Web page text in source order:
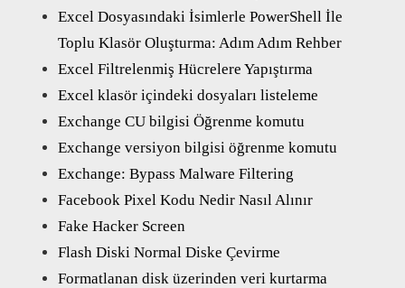
Excel Dosyasındaki İsimlerle PowerShell İle
Toplu Klasör Oluşturma: Adım Adım Rehber
Excel Filtrelenmiş Hücrelere Yapıştırma
Excel klasör içindeki dosyaları listeleme
Exchange CU bilgisi Öğrenme komutu
Exchange versiyon bilgisi öğrenme komutu
Exchange: Bypass Malware Filtering
Facebook Pixel Kodu Nedir Nasıl Alınır
Fake Hacker Screen
Flash Diski Normal Diske Çevirme
Formatlanan disk üzerinden veri kurtarma